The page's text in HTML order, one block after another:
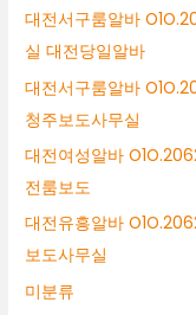
대전서구룸알바
실 대전당일알바
대전서구룸알바
청주보도사무실
대전여성알바
전룸보도
대전유흥알바
보도사무실
미분류